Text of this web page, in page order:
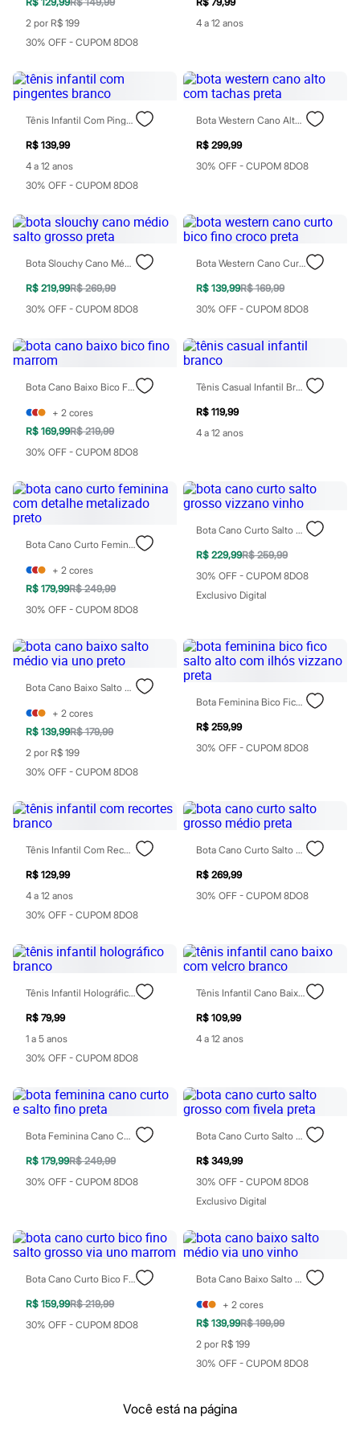
Patrulha Canina
Sonic
Stitch
Kits
Perfumes árabes
Novidades
Cabelos
Condicionador
Escovas e Pentes
Shampoo
Tratamento
Hidratante
Protetor solar
Tratamento
Cuidados com o rosto
Esfoliante
Hidratante
Protetor solar
Tônicos
Base
Batom
Corretivo
Pó facial
Sombras
Al Wataniah
Banderas
Boca Rosa
Bruna Tavares
Carolina Herrera
Fran by Franciny Ehlke
Jean Paul Gaultier
Lancôme
Mari Maria
Mascavo
Océane
Payot
Rabanne
Vizzela
Vult
Perfumes
Perfumes femininos
Perfumes infantis
Perfumes masculinos
Todos os produtos
Novidades
Blusas
Casacos e Jaquetas
Jeans
Saias
Shorts e Bermudas
T-shirt
Vestidos
Alfaiataria
Calçados
Moda esportiva
Plus size
Special Basics
Calçados
Novidades
Botas
Chinelos
Pantufas
Sandálias
Sapatilhas
Sapatos
Scarpin
Masculino
Chinelos
Sandálias
Sapatênis
Sapatos
Tênis
Menina
Babuche
2 por R$ 199
30% OFF - CUPOM 8DO8
4 a 12 anos
Tênis Infantil Com Pingentes Branco
R$ 139,99
4 a 12 anos
30% OFF - CUPOM 8DO8
Bota Western Cano Alto Com Tachas Preta
R$ 299,99
30% OFF - CUPOM 8DO8
Bota Slouchy Cano Médio Salto Grosso Preta
R$ 219,99R$ 269,99
30% OFF - CUPOM 8DO8
Bota Western Cano Curto Bico Fino Croco Preta
R$ 139,99R$ 169,99
30% OFF - CUPOM 8DO8
Bota Cano Baixo Bico Fino Marrom
+ 2 cores
R$ 169,99R$ 219,99
30% OFF - CUPOM 8DO8
Tênis Casual Infantil Branco
R$ 119,99
4 a 12 anos
Bota Cano Curto Feminina Com Detalhe Metalizado Preto
+ 2 cores
R$ 179,99R$ 249,99
30% OFF - CUPOM 8DO8
Bota Cano Curto Salto Grosso Vizzano Vinho
R$ 229,99R$ 259,99
30% OFF - CUPOM 8DO8
Exclusivo Digital
Bota Cano Baixo Salto Médio Via Uno Preto
+ 2 cores
R$ 139,99R$ 179,99
2 por R$ 199
30% OFF - CUPOM 8DO8
Bota Feminina Bico Fico Salto Alto Com Ilhós Vizzano Preta
R$ 259,99
30% OFF - CUPOM 8DO8
Tênis Infantil Com Recortes Branco
R$ 129,99
4 a 12 anos
30% OFF - CUPOM 8DO8
Bota Cano Curto Salto Grosso Médio Preta
R$ 269,99
30% OFF - CUPOM 8DO8
Tênis Infantil Holográfico Branco
R$ 79,99
1 a 5 anos
30% OFF - CUPOM 8DO8
Tênis Infantil Cano Baixo Com Velcro Branco
R$ 109,99
4 a 12 anos
Bota Feminina Cano Curto E Salto Fino Preta
R$ 179,99R$ 249,99
30% OFF - CUPOM 8DO8
Bota Cano Curto Salto Grosso Com Fivela Preta
R$ 349,99
30% OFF - CUPOM 8DO8
Exclusivo Digital
Bota Cano Curto Bico Fino Salto Grosso Via Uno Marrom
R$ 159,99R$ 219,99
30% OFF - CUPOM 8DO8
Bota Cano Baixo Salto Médio Via Uno Vinho
+ 2 cores
R$ 139,99R$ 199,99
2 por R$ 199
30% OFF - CUPOM 8DO8
Você está na página